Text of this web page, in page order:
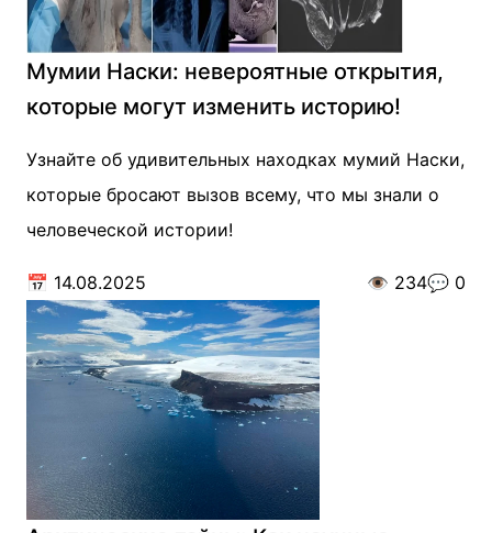
Мумии Наски: невероятные открытия,
которые могут изменить историю!
Узнайте об удивительных находках мумий Наски,
которые бросают вызов всему, что мы знали о
человеческой истории!
📅 14.08.2025 👁️ 234💬 0